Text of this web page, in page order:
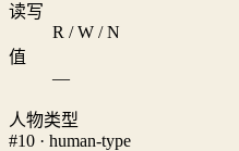
读写
R / W / N
值
—
人物类型
#10 · human-type